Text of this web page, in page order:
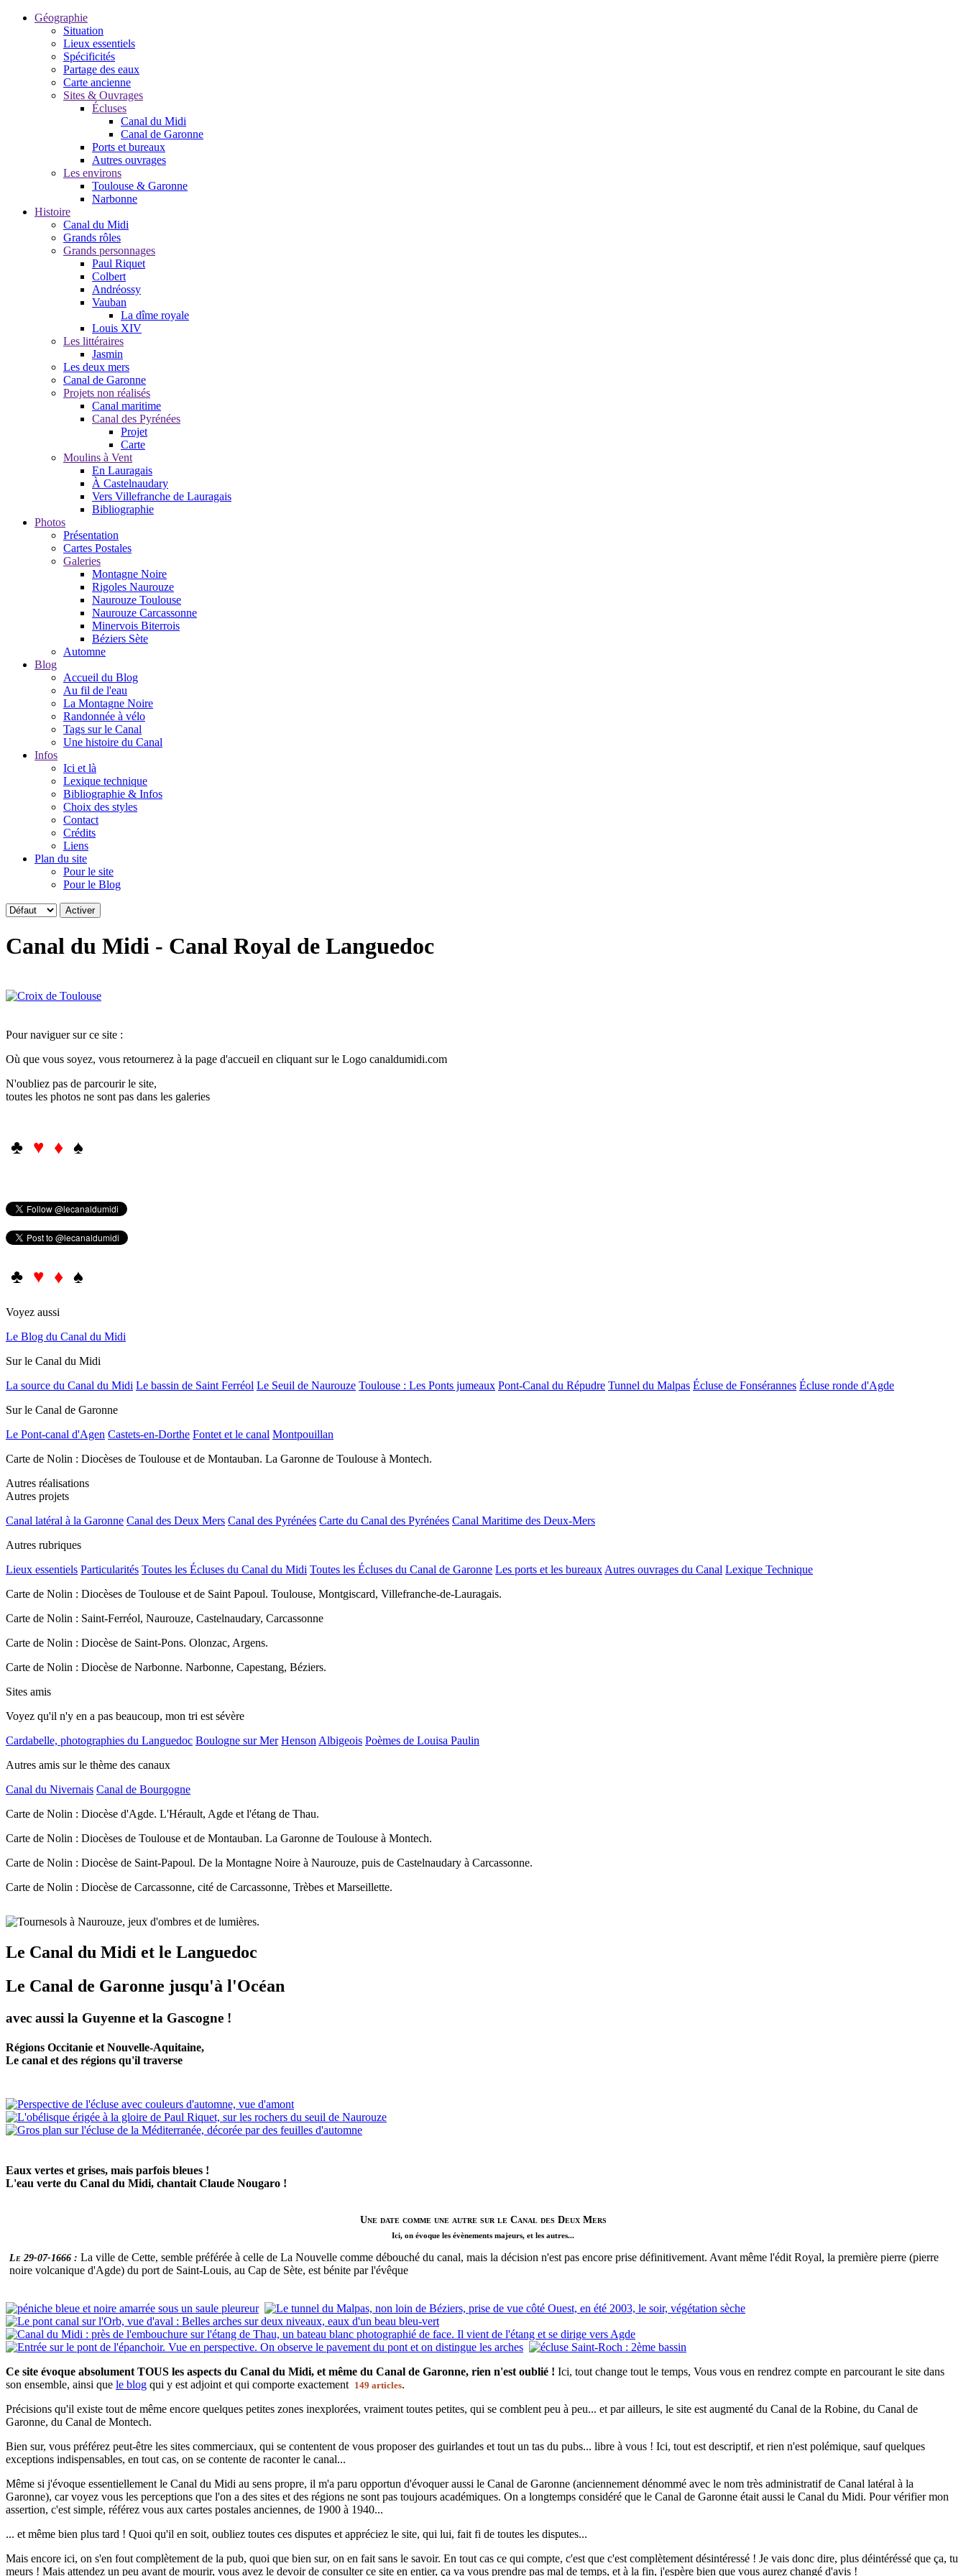
Géographie
Situation
Lieux essentiels
Spécificités
Partage des eaux
Carte ancienne
Sites & Ouvrages
Écluses
Canal du Midi
Canal de Garonne
Ports et bureaux
Autres ouvrages
Les environs
Toulouse & Garonne
Narbonne
Histoire
Canal du Midi
Grands rôles
Grands personnages
Paul Riquet
Colbert
Andréossy
Vauban
La dîme royale
Louis XIV
Les littéraires
Jasmin
Les deux mers
Canal de Garonne
Projets non réalisés
Canal maritime
Canal des Pyrénées
Projet
Carte
Moulins à Vent
En Lauragais
À Castelnaudary
Vers Villefranche de Lauragais
Bibliographie
Photos
Présentation
Cartes Postales
Galeries
Montagne Noire
Rigoles Naurouze
Naurouze Toulouse
Naurouze Carcassonne
Minervois Biterrois
Béziers Sète
Automne
Blog
Accueil du Blog
Au fil de l'eau
La Montagne Noire
Randonnée à vélo
Tags sur le Canal
Une histoire du Canal
Infos
Ici et là
Lexique technique
Bibliographie & Infos
Choix des styles
Contact
Crédits
Liens
Plan du site
Pour le site
Pour le Blog
Canal du Midi - Canal Royal de Languedoc
Pour naviguer sur ce site :
Où que vous soyez, vous retournerez à la page d'accueil en cliquant sur le Logo canaldumidi.com
N'oubliez pas de parcourir le site,
toutes les photos ne sont pas dans les galeries
♣ ♥ ♦ ♠
♣ ♥ ♦ ♠
Voyez aussi
Le Blog du Canal du Midi
Sur le Canal du Midi
La source du Canal du Midi Le bassin de Saint Ferréol Le Seuil de Naurouze Toulouse : Les Ponts jumeaux Pont-Canal du Répudre Tunnel du Malpas Écluse de Fonsérannes Écluse ronde d'Agde
Sur le Canal de Garonne
Le Pont-canal d'Agen Castets-en-Dorthe Fontet et le canal Montpouillan
Carte de Nolin : Diocèses de Toulouse et de Montauban. La Garonne de Toulouse à Montech.
Autres réalisations
Autres projets
Canal latéral à la Garonne Canal des Deux Mers Canal des Pyrénées Carte du Canal des Pyrénées Canal Maritime des Deux-Mers
Autres rubriques
Lieux essentiels Particularités Toutes les Écluses du Canal du Midi Toutes les Écluses du Canal de Garonne Les ports et les bureaux Autres ouvrages du Canal Lexique Technique
Carte de Nolin : Diocèses de Toulouse et de Saint Papoul. Toulouse, Montgiscard, Villefranche-de-Lauragais.
Carte de Nolin : Saint-Ferréol, Naurouze, Castelnaudary, Carcassonne
Carte de Nolin : Diocèse de Saint-Pons. Olonzac, Argens.
Carte de Nolin : Diocèse de Narbonne. Narbonne, Capestang, Béziers.
Sites amis
Voyez qu'il n'y en a pas beaucoup, mon tri est sévère
Cardabelle, photographies du Languedoc Boulogne sur Mer Henson Albigeois Poèmes de Louisa Paulin
Autres amis sur le thème des canaux
Canal du Nivernais Canal de Bourgogne
Carte de Nolin : Diocèse d'Agde. L'Hérault, Agde et l'étang de Thau.
Carte de Nolin : Diocèses de Toulouse et de Montauban. La Garonne de Toulouse à Montech.
Carte de Nolin : Diocèse de Saint-Papoul. De la Montagne Noire à Naurouze, puis de Castelnaudary à Carcassonne.
Carte de Nolin : Diocèse de Carcassonne, cité de Carcassonne, Trèbes et Marseillette.
Le Canal du Midi et le Languedoc
Le Canal de Garonne jusqu'à l'Océan
avec aussi la Guyenne et la Gascogne !
Régions Occitanie et Nouvelle-Aquitaine,
Le canal et des régions qu'il traverse
Eaux vertes et grises, mais parfois bleues !
L'eau verte du Canal du Midi, chantait Claude Nougaro !
Une date comme une autre sur le Canal des Deux Mers
Ici, on évoque les évènements majeurs, et les autres...
Le 29-07-1666 : La ville de Cette, semble préférée à celle de La Nouvelle comme débouché du canal, mais la décision n'est pas encore prise définitivement. Avant même l'édit Royal, la première pierre (pierre
noire volcanique d'Agde) du port de Saint-Louis, au Cap de Sète, est bénite par l'évêque
Ce site évoque absolument TOUS les aspects du Canal du Midi, et même du Canal de Garonne, rien n'est oublié ! Ici, tout change tout le temps, Vous vous en rendrez compte en parcourant le site dans
son ensemble, ainsi que le blog qui y est adjoint et qui comporte exactement 149 articles.
Précisions qu'il existe tout de même encore quelques petites zones inexplorées, vraiment toutes petites, qui se comblent peu à peu... et par ailleurs, le site est augmenté du Canal de la Robine, du Canal de
Garonne, du Canal de Montech.
Bien sur, vous préférez peut-être les sites commerciaux, qui se contentent de vous proposer des guirlandes et tout un tas du pubs... libre à vous ! Ici, tout est descriptif, et rien n'est polémique, sauf quelques
exceptions indispensables, en tout cas, on se contente de raconter le canal...
Même si j'évoque essentiellement le Canal du Midi au sens propre, il m'a paru opportun d'évoquer aussi le Canal de Garonne (anciennement dénommé avec le nom très administratif de Canal latéral à la
Garonne), car voyez vous les perceptions que l'on a des sites et des régions ne sont pas toujours académiques. On a longtemps considéré que le Canal de Garonne était aussi le Canal du Midi. Pour vérifier mon
assertion, c'est simple, référez vous aux cartes postales anciennes, de 1900 à 1940...
... et même bien plus tard ! Quoi qu'il en soit, oubliez toutes ces disputes et appréciez le site, qui lui, fait fi de toutes les disputes...
Mais encore ici, on s'en fout complètement de la pub, quoi que bien sur, on en fait sans le savoir. En tout cas ce qui compte, c'est que c'est complètement désintéressé ! Je vais donc dire, plus déintéréssé que ça, tu
meurs ! Mais attendez un peu avant de mourir, vous avez le devoir de consulter ce site en entier, ça va vous prendre pas mal de temps, et à la fin, j'espère bien que vous aurez changé d'avis !